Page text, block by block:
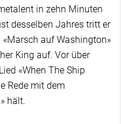
in zehn Minuten
desselben Jahres tritt er
auf Washington»
King auf. Vor über
«When The Ship
Rede mit dem
hält.